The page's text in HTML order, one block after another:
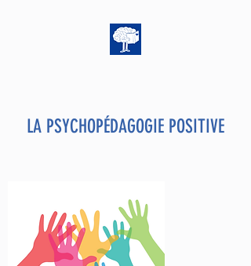
LA PSYCHOPÉDAGOGIE POSITIVE